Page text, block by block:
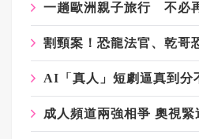
一趟歐洲親子旅行 不必
成人頻道兩強相爭 奧視緊